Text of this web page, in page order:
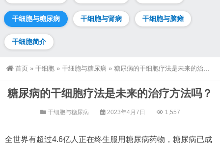
干细胞与糖尿病 干细胞与肾病 干细胞与脑瘫
干细胞简介
首页 » 干细胞 » 干细胞与糖尿病 » 糖尿病的干细胞疗法是未来的治疗方法吗？
糖尿病的干细胞疗法是未来的治疗方法吗？
干细胞与糖尿病 2023年4月7日 1,557
全世界有超过4.6亿人正在终生服用糖尿病药物，糖尿病已成